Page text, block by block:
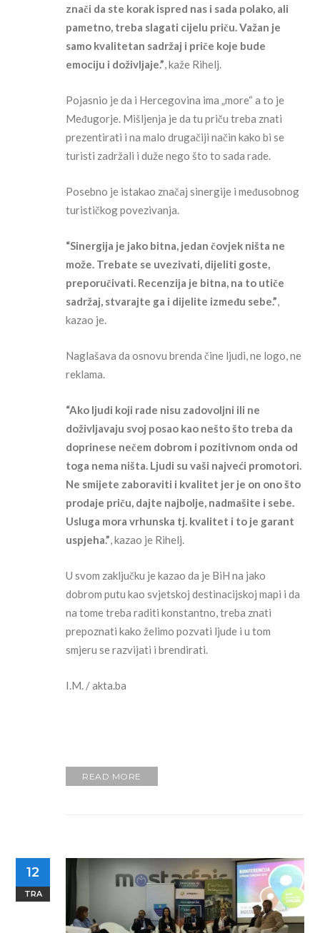
znači da ste korak ispred nas i sada polako, ali
pametno, treba slagati cijelu priču. Važan je
samo kvalitetan sadržaj i priče koje bude
emociju i doživljaje.”, kaže Rihelj.
Pojasnio je da i Hercegovina ima „more“ a to je
Međugorje. Mišljenja je da tu priču treba znati
prezentirati i na malo drugačiji način kako bi se
turisti zadržali i duže nego što to sada rade.
Posebno je istakao značaj sinergije i međusobnog
turističkog povezivanja.
“Sinergija je jako bitna, jedan čovjek ništa ne
može. Trebate se uvezivati, dijeliti goste,
preporučivati. Recenzija je bitna, na to utiče
sadržaj, stvarajte ga i dijelite između sebe.”,
kazao je.
Naglašava da osnovu brenda čine ljudi, ne logo, ne
reklama.
“Ako ljudi koji rade nisu zadovoljni ili ne
doživljavaju svoj posao kao nešto što treba da
doprinese nečem dobrom i pozitivnom onda od
toga nema ništa. Ljudi su vaši najveći promotori.
Ne smijete zaboraviti i kvalitet jer je on ono što
prodaje priču, dajte najbolje, nadmašite i sebe.
Usluga mora vrhunska tj. kvalitet i to je garant
uspjeha.”, kazao je Rihelj.
U svom zaključku je kazao da je BiH na jako
dobrom putu kao svjetskoj destinacijskoj mapi i da
na tome treba raditi konstantno, treba znati
prepoznati kako želimo pozvati ljude i u tom
smjeru se razvijati i brendirati.
I.M. / akta.ba
READ MORE
12
TRA